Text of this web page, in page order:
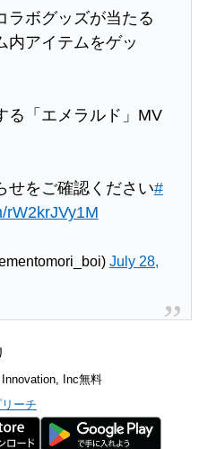
ラボグッズが当たる
内アイテムをゲッ
る「エメラルド」MV
をご確認ください#
rW2krJVy1M
July 28,
Inc無料
ーチ